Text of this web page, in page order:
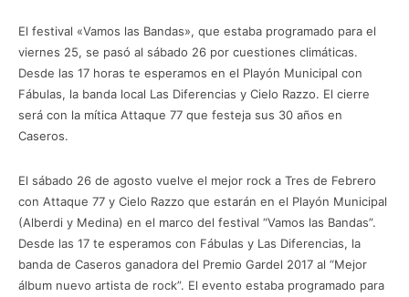
El festival «Vamos las Bandas», que estaba programado para el
viernes 25, se pasó al sábado 26 por cuestiones climáticas.
Desde las 17 horas te esperamos en el Playón Municipal con
Fábulas, la banda local Las Diferencias y Cielo Razzo. El cierre
será con la mítica Attaque 77 que festeja sus 30 años en
Caseros.
El sábado 26 de agosto vuelve el mejor rock a Tres de Febrero
con Attaque 77 y Cielo Razzo que estarán en el Playón Municipal
(Alberdi y Medina) en el marco del festival “Vamos las Bandas”.
Desde las 17 te esperamos con Fábulas y Las Diferencias, la
banda de Caseros ganadora del Premio Gardel 2017 al “Mejor
álbum nuevo artista de rock”. El evento estaba programado para